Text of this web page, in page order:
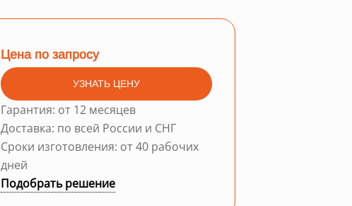
Цена по запросу
УЗНАТЬ ЦЕНУ
Гарантия: от 12 месяцев
Доставка: по всей России и СНГ
Сроки изготовления: от 40 рабочих
дней
Подобрать решение